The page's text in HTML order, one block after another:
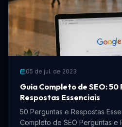
05 de jul. de 2023
Guia Completo de SEO: 50
Respostas Essenciais
50 Perguntas e Respostas
Completo de SEO Perguntas e